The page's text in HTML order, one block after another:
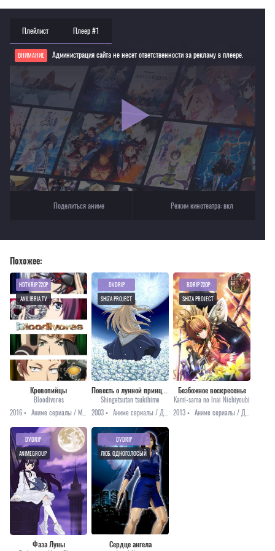
Плейлист Плеер #1
ВНИМАНИЕ Администрация сайта не несет ответственности за рекламу в плеере.
Если видео не работает, обновите страницу или выберите другой плеер!
Для просмотра некоторых аниме необходимо установить VPN
Текущее воспроизведение：Жизнь девушки-карателя
Поделиться аниме Режим кинотеатра:вкл
Похожее:
Кровопийцы
Bloodivores
2016 •
HDTVRIP 720P
ANILIBRIA.TV
Shingetsutan tsukihime
2003 •
DVDRIP
SHIZA PROJECT
Безбожное воскресенье
Kami-sama no Inai Nichiyoubi
2013 •
BDRIP 720P
SHIZA PROJECT
Фаза Луны
DVDRIP
ANIMEGROUP
Сердце ангела
DVDRIP
ЛЮБ. ОДНОГОЛОСЫЙ